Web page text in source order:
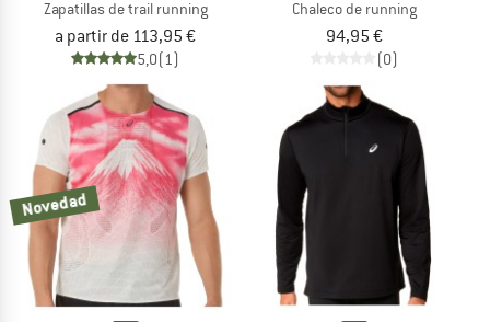
Zapatillas de trail running
a partir de 113,95 €
5,0(1)
Chaleco de running
94,95 €
(0)
Novedad